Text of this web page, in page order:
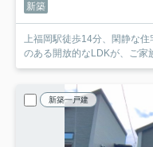
新築
上福岡駅徒歩14分、閑静な
のある開放的なLDKが、ご家
新築一戸建